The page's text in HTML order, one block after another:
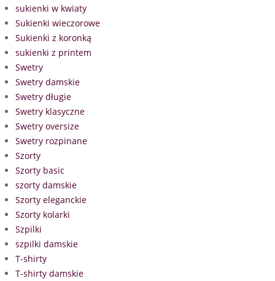
sukienki w kwiaty
Sukienki wieczorowe
Sukienki z koronką
sukienki z printem
Swetry
Swetry damskie
Swetry długie
Swetry klasyczne
Swetry oversize
Swetry rozpinane
Szorty
Szorty basic
szorty damskie
Szorty eleganckie
Szorty kolarki
Szpilki
szpilki damskie
T-shirty
T-shirty damskie